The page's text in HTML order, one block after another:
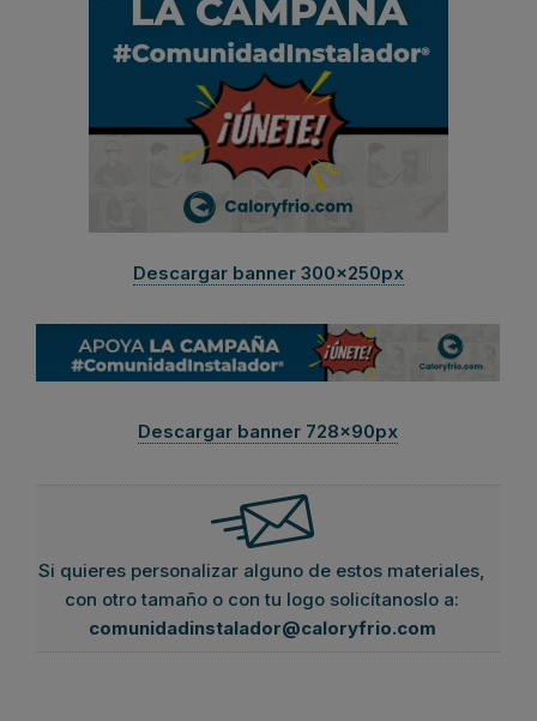
Descargar banner 300x250px
Descargar banner 728x90px
Si quieres personalizar alguno de estos materiales,
con otro tamaño o con tu logo solicítanoslo a:
comunidadinstalador@caloryfrio.com